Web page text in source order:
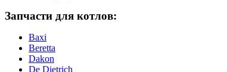
Запчасти для котлов:
Baxi
Beretta
Dakon
De Dietrich